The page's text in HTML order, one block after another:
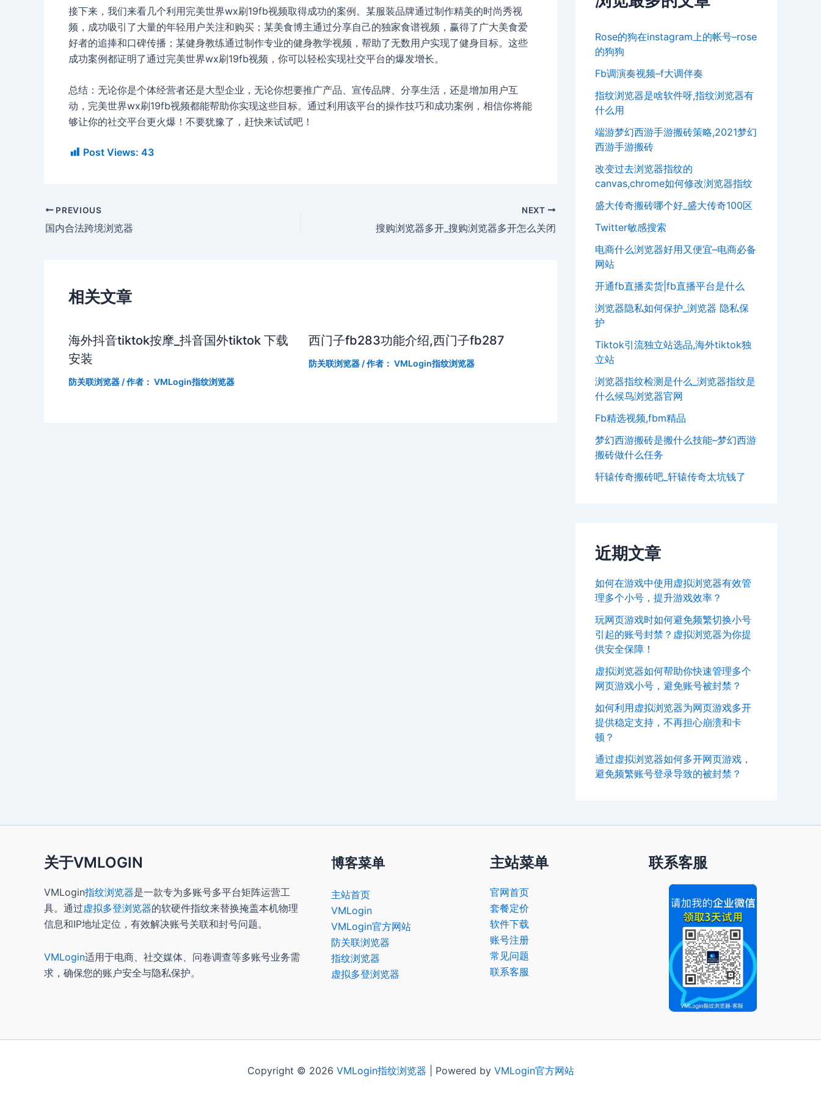
接下来，我们来看几个利用完美世界wx刷19fb视频取得成功的案例。某服装品牌通过制作精美的时尚秀视
频，成功吸引了大量的年轻用户关注和购买；某美食博主通过分享自己的独家食谱视频，赢得了广大美食爱
好者的追捧和口碑传播；某健身教练通过制作专业的健身教学视频，帮助了无数用户实现了健身目标。这些
成功案例都证明了通过完美世界wx刷19fb视频，你可以轻松实现社交平台的爆发增长。
总结：无论你是个体经营者还是大型企业，无论你想要推广产品、宣传品牌、分享生活，还是增加用户互
动，完美世界wx刷19fb视频都能帮助你实现这些目标。通过利用该平台的操作技巧和成功案例，相信你将能
够让你的社交平台更火爆！不要犹豫了，赶快来试试吧！
Post Views: 43
PREVIOUS
国内合法跨境浏览器
NEXT
搜购浏览器多开_搜购浏览器多开怎么关闭
相关文章
海外抖音tiktok按摩_抖音国外tiktok 下载
安装
防关联浏览器 / 作者： VMLogin指纹浏览器
西门子fb283功能介绍,西门子fb287
防关联浏览器/ 作者： VMLogin指纹浏览器
Rose的狗在instagram上的帐号–rose
的狗狗
Fb调演奏视频–f大调伴奏
指纹浏览器是啥软件呀,指纹浏览器有
什么用
端游梦幻西游手游搬砖策略,2021梦幻
西游手游搬砖
改变过去浏览器指纹的
canvas,chrome如何修改浏览器指纹
盛大传奇搬砖哪个好_盛大传奇100区
Twitter敏感搜索
电商什么浏览器好用又便宜–电商必备
网站
开通fb直播卖货|fb直播平台是什么
浏览器隐私如何保护_浏览器 隐私保
护
Tiktok引流独立站选品,海外tiktok独
立站
浏览器指纹检测是什么_浏览器指纹是
什么候鸟浏览器官网
Fb精选视频,fbm精品
梦幻西游搬砖是搬什么技能–梦幻西游
搬砖做什么任务
轩辕传奇搬砖吧_轩辕传奇太坑钱了
近期文章
如何在游戏中使用虚拟浏览器有效管
理多个小号，提升游戏效率？
玩网页游戏时如何避免频繁切换小号
引起的账号封禁？虚拟浏览器为你提
供安全保障！
虚拟浏览器如何帮助你快速管理多个
网页游戏小号，避免账号被封禁？
如何利用虚拟浏览器为网页游戏多开
提供稳定支持，不再担心崩溃和卡
顿？
通过虚拟浏览器如何多开网页游戏，
避免频繁账号登录导致的被封禁？
关于VMLOGIN
VMLogin指纹浏览器是一款专为多账号多平台矩阵运营工
具。通过虚拟多登浏览器的软硬件指纹来替换掩盖本机物理
信息和IP地址定位，有效解决账号关联和封号问题。
VMLogin适用于电商、社交媒体、问卷调查等多账号业务需
求，确保您的账户安全与隐私保护。
博客菜单
主站首页
VMLogin
VMLogin官方网站
防关联浏览器
指纹浏览器
虚拟多登浏览器
主站菜单
官网首页
套餐定价
软件下载
账号注册
常见问题
联系客服
联系客服
Copyright © 2026 VMLogin指纹浏览器 | Powered by VMLogin官方网站